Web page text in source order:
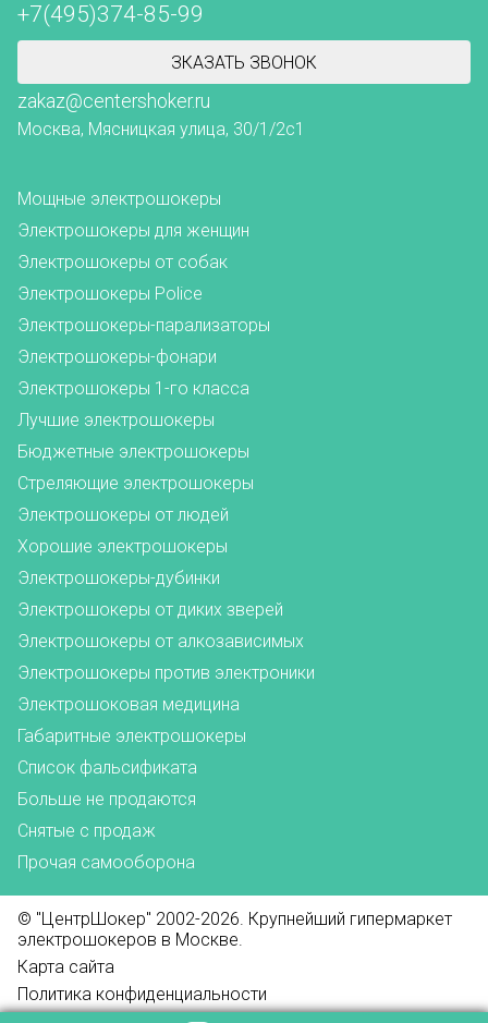
+7(495)374-85-99
ЗКАЗАТЬ ЗВОНОК
zakaz@centershoker.ru
Москва, Мясницкая улица, 30/1/2с1
Мощные электрошокеры
Электрошокеры для женщин
Электрошокеры от собак
Электрошокеры Police
Электрошокеры-парализаторы
Электрошокеры-фонари
Электрошокеры 1-го класса
Лучшие электрошокеры
Бюджетные электрошокеры
Стреляющие электрошокеры
Электрошокеры от людей
Хорошие электрошокеры
Электрошокеры-дубинки
Электрошокеры от диких зверей
Электрошокеры от алкозависимых
Электрошокеры против электроники
Электрошоковая медицина
Габаритные электрошокеры
Список фальсификата
Больше не продаются
Снятые с продаж
Прочая самооборона
© "ЦентрШокер" 2002-2026. Крупнейший гипермаркет
электрошокеров в Москве.
Карта сайта
Политика конфиденциальности